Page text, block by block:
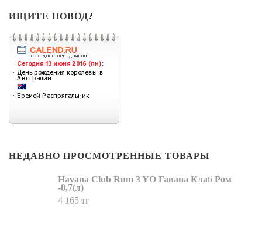
ИЩИТЕ ПОВОД?
НЕДАВНО ПРОСМОТРЕННЫЕ ТОВАРЫ
Havana Club Rum 3 YO Гавана Клаб Ром
-0,7(л)
4 165 тг